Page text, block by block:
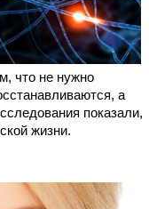
что не нужно
а
показали,
жизни.